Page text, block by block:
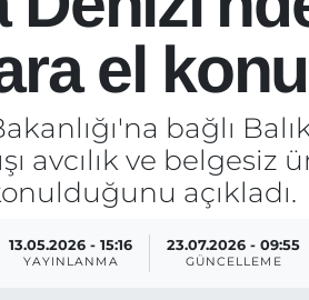
el
bağlı
avcılık ve
açıkladı.
13.05.2026 - 15:16
YAYINLANMA
23.07.2026 - 09:55
GÜNCELLEME